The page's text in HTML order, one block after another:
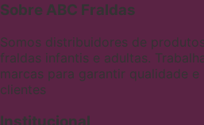
Sobre ABC Fraldas
Somos distribuidores de
fraldas infantis e adultas.
marcas para garantir qualidade
clientes
Institucional